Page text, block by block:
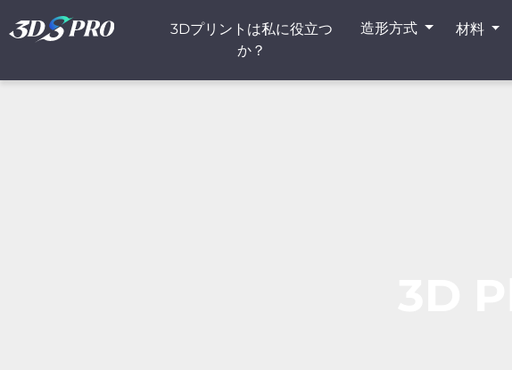
3Dプリントは私に役立つ
か？
造形方式 材料